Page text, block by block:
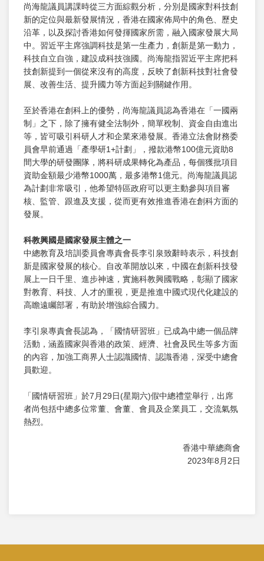
尚海龍議員講課時從三方面綜觀分析，分別是國家對科技創
新的定位與最新發展情況，香港在國家佈局中的角色、歷史
沿革，以及探討香港如何發揮國家所需，融入國家發展大局
中。習近平主席強調科技是第一生產力，創新是第一動力，
科技自立自強，建設成科技強國。尚海龍指習近平主席把科
技創新提到一個從來沒有的高度，反映了創新科技對社會發
展、改善生活、提升國力等方面起到關鍵作用。
至於香港在創科上的優勢，尚海龍議員認為香港在「一國兩
制」之下，除了擁有健全法制外，簡單稅制、資金自由進出
等，皆可吸引科研人才和企業來港發展。香港立法會財務委
員會早前通過「產學研1+計劃」，撥款港幣100億元資助8
間大學的研發團隊，將科研成果轉化為產品，每個獲批項目
資助金額最少港幣1000萬，最多港幣1億元。尚海龍議員認
為計劃非常吸引，他希望特區政府可以更主動參與項目審
核、監管、跟進及支援，從而更有效推進香港在創科方面的
發展。
科教興國是國家發展主體之一
中總教育及培訓委員會專責會長李引泉致辭時表示，科技創
新是國家發展的核心。自改革開放以來，中國在創新科技發
展上一日千里、進步神速，實施科教興國戰略，彰顯了國家
對教育、科技、人才的重視，更是推進中國式現代化建設的
高瞻遠矚部署，有助於增強綜合國力。
李引泉專責會長認為，「國情研習班」已成為中總一個品牌
活動，涵蓋國家與香港的政策、經濟、社會及民生等多方面
的內容，加強工商界人士認識國情、認識香港，深受中總會
員歡迎。
「國情研習班」於7月29日(星期六)假中總禮堂舉行，出席
者尚包括中總多位常董、會董、會員及企業員工，交流氣氛
熱烈。
香港中華總商會
2023年8月2日